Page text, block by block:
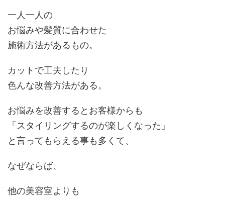
一人一人の
お悩みや髪質に合わせた
施術方法があるもの。
カットで工夫したり
色んな改善方法がある。
お悩みを改善するとお客様からも
「スタイリングするのが楽しくなった」
と言ってもらえる事も多くて、
なぜならば、
他の美容室よりも